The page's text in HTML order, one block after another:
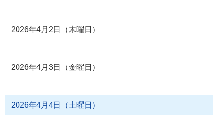
2026年4月2日（木曜日）
2026年4月3日（金曜日）
2026年4月4日（土曜日）